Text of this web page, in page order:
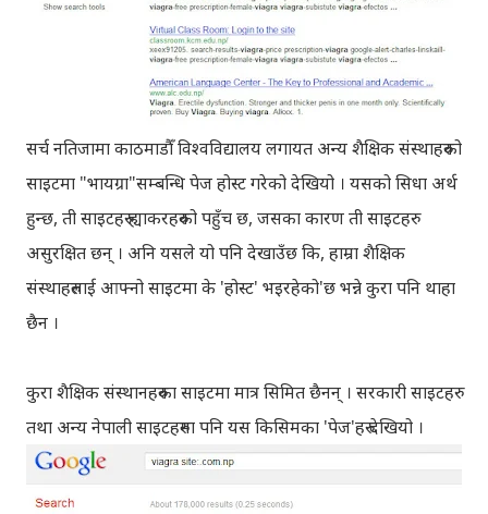
सर्च नतिजामा काठमाडौँ विश्वविद्यालय लगायत अन्य शैक्षिक संस्थाहरुको
साइटमा "भायग्रा"सम्बन्धि पेज होस्ट गरेको देखियो । यसको सिधा अर्थ
हुन्छ, ती साइटहरु ह्याकरहरुको पहुँच छ, जसका कारण ती साइटहरु
असुरक्षित छन् । अनि यसले यो पनि देखाउँछ कि, हाम्रा शैक्षिक
संस्थाहरुलाई आफ्नो साइटमा के 'होस्ट' भइरहेको'छ भन्ने कुरा पनि थाहा
छैन ।
कुरा शैक्षिक संस्थानहरुका साइटमा मात्र सिमित छैनन् । सरकारी साइटहरु
तथा अन्य नेपाली साइटहरुमा पनि यस किसिमका 'पेज'हरु देखियो ।